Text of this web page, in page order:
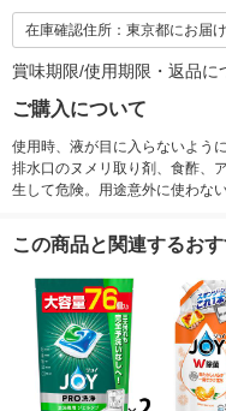
在庫確認住所：東京都にお届け
賞味期限/使用期限・返品に
ご購入について
使用時、液が目に入らないよう
排水口のヌメリ取り剤、食酢、
生して危険。用途意外に使わない
この商品と関連するお